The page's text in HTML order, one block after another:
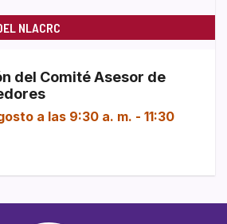
NLACRC
del Comité Asesor de
a las 9:30 a. m. - 11:30